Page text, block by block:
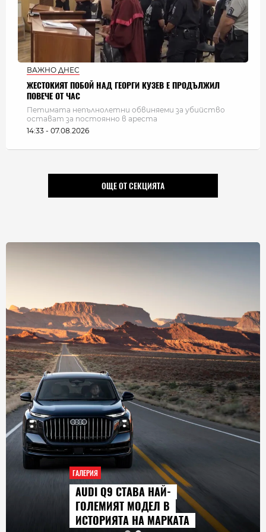
ВАЖНО ДНЕС
ЖЕСТОКИЯТ ПОБОЙ НАД ГЕОРГИ КУЗЕВ Е ПРОДЪЛЖИЛ
ПОВЕЧЕ ОТ ЧАС
Петимата непълнолетни обвиняеми за убийство
остават за постоянно в ареста
14:33 - 07.08.2026
ОЩЕ ОТ СЕКЦИЯТА
ГАЛЕРИЯ
AUDI Q9 СТАВА НАЙ-
ГОЛЕМИЯТ МОДЕЛ В
ИСТОРИЯТА НА МАРКАТА